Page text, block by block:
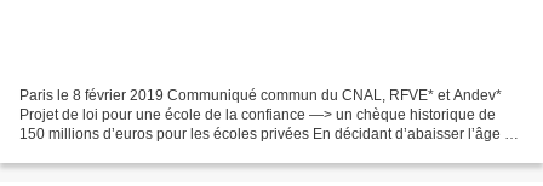
Paris le 8 février 2019 Communiqué commun du CNAL, RFVE* et Andev*
Projet de loi pour une école de la confiance —> un chèque historique de
150 millions d’euros pour les écoles privées En décidant d’abaisser l’âge de